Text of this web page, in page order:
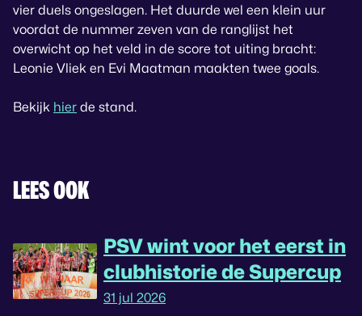
vier duels ongeslagen. Het duurde wel een klein uur
voordat de nummer zeven van de ranglijst het
overwicht op het veld in de score tot uiting bracht:
Leonie Vliek en Evi Maatman maakten twee goals.
Bekijk hier de stand.
LEES OOK
PSV wint voor het eerst in
clubhistorie de Supercup
31 jul 2026